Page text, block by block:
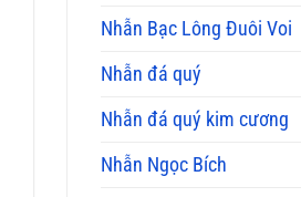
Nhẫn Bạc Lông Đuôi Voi
Nhẫn đá quý
Nhẫn đá quý kim cương
Nhẫn Ngọc Bích